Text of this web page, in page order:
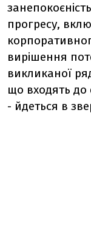
прогресу,
вирішення
викликаної
що входять до
- йдеться в